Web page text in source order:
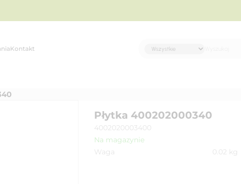
Kontakt
Płytka 400202000340
4002020003400
Na magazynie
Waga
0.02 kg